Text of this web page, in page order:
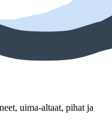
uima-altaat, pihat ja